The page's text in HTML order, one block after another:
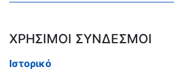
ΧΡΗΣΙΜΟΙ ΣΥΝΔΕΣΜΟΙ
Ιστορικό